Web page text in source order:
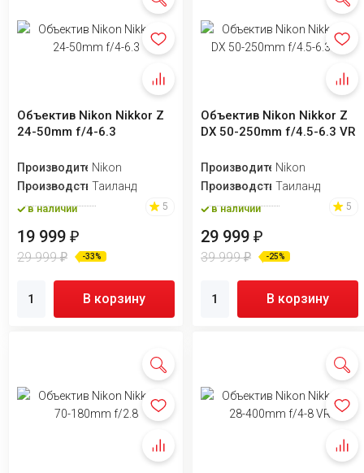
Объектив Nikon Nikkor Z
24-50mm f/4-6.3
ПроизводительNikon
ПроизводствоТаиланд
в наличии 5
19 999 ₽
29 999₽ -33%
В корзину
Объектив Nikon Nikkor Z
DX 50-250mm f/4.5-6.3 VR
ПроизводительNikon
ПроизводствоТаиланд
в наличии 5
29 999₽
39 999₽ -25%
В корзину